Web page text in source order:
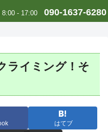
8:00 - 17:00 090-1637-6280
ライミング！そ
はてブ